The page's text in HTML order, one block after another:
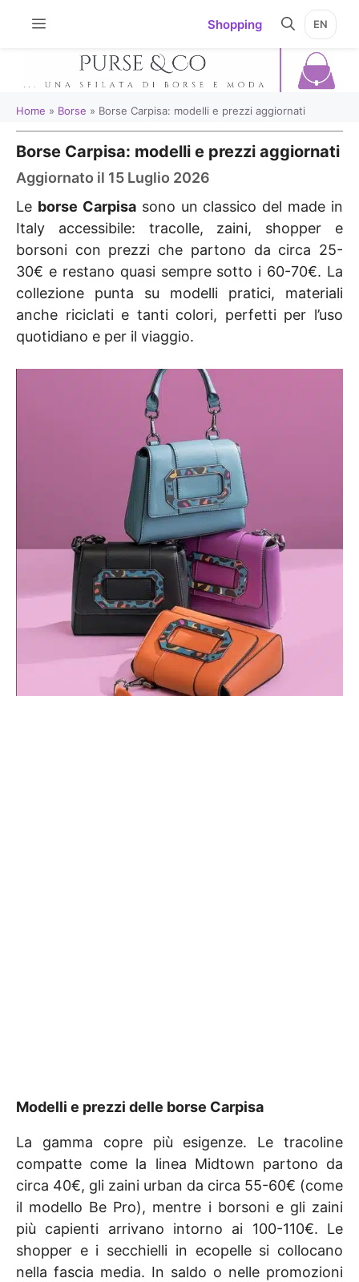
Shopping EN
Home » Borse » Borse Carpisa: modelli e prezzi aggiornati
Borse Carpisa: modelli e prezzi aggiornati
Aggiornato il 15 Luglio 2026
Le borse Carpisasono un classico del made in
Italy accessibile: tracolle, zaini, shopper e
borsoni con prezzi che partono da circa 25-
30€ e restano quasi sempre sotto i 60-70€. La
collezione punta su modelli pratici, materiali
anche riciclati e tanti colori, perfetti per l’uso
quotidiano e per il viaggio.
Modelli e prezzi delle borse Carpisa
La gamma copre più esigenze. Le tracoline
compatte come la linea Midtown partono da
circa 40€, gli zaini urban da circa 55-60€ (come
il modello Be Pro), mentre i borsoni e gli zaini
più capienti arrivano intorno ai 100-110€. Le
shopper e i secchielli in ecopelle si collocano
nella fascia media. In saldo o nelle promozioni